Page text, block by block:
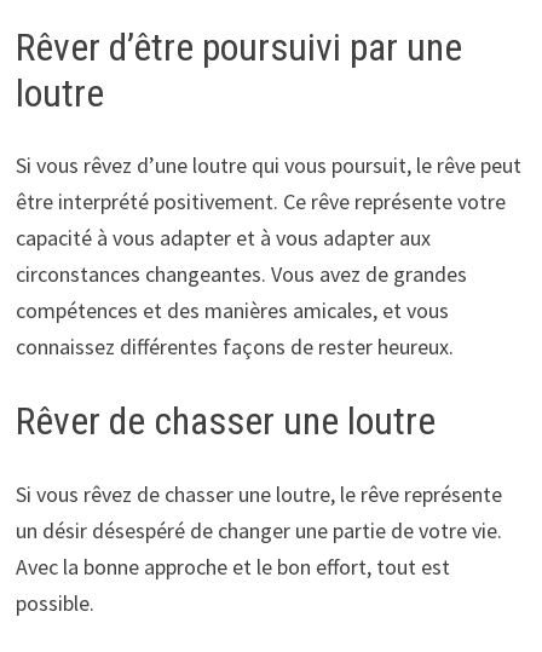
Rêver d’être poursuivi par une
loutre
Si vous rêvez d’une loutre qui vous poursuit, le rêve peut
être interprété positivement. Ce rêve représente votre
capacité à vous adapter et à vous adapter aux
circonstances changeantes. Vous avez de grandes
compétences et des manières amicales, et vous
connaissez différentes façons de rester heureux.
Rêver de chasser une loutre
Si vous rêvez de chasser une loutre, le rêve représente
un désir désespéré de changer une partie de votre vie.
Avec la bonne approche et le bon effort, tout est
possible.